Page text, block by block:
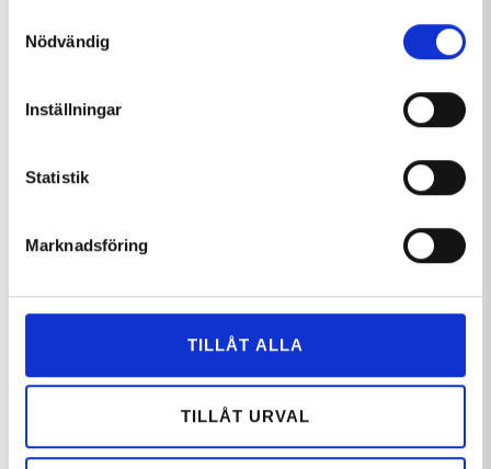
Nödvändig
Inställningar
Statistik
Marknadsföring
TILLÅT ALLA
TILLÅT URVAL
Alpine hotel with lake and mountain views Hotels
& Guest Houses | A classic and...
READ MORE
Laisaliden